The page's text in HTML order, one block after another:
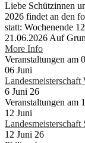
Liebe Schützinnen
2026 findet an den
statt: Wochenende
21.06.2026 Auf
More Info
Veranstaltungen am
06 Juni
6 Juni 26
Veranstaltungen am
12 Juni
Landesmeisterschaft
12 Juni 26